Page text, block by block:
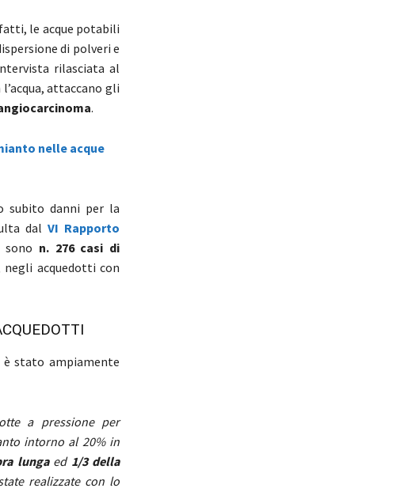
le acque potabili
di polveri e
rilasciata al
attaccano gli
.
nelle acque
subito danni per la
dalVI Rapporto
n. 276 casi di
acquedotti con
è stato ampiamente
a pressione per
intorno al 20% in
lungaed 1/3 della
realizzate con lo